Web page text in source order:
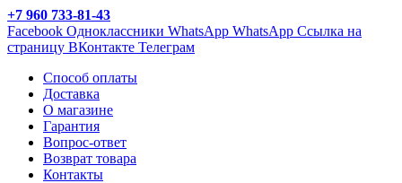
+7 960 733-81-43
Facebook Одноклассники WhatsApp WhatsApp Ссылка на
страницу ВКонтакте Телеграм
Способ оплаты
Доставка
О магазине
Гарантия
Вопрос-ответ
Возврат товара
Контакты